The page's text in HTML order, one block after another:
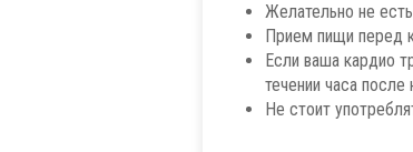
Желательно не
Прием пищи перед
Если ваша кардио
течении часа после
Не стоит